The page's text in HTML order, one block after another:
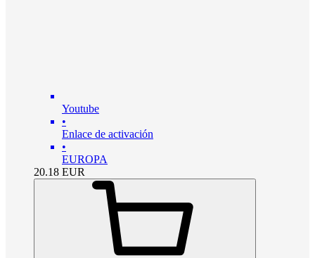
Youtube
•
Enlace de activación
•
EUROPA
20.18 EUR